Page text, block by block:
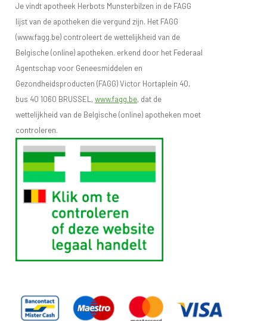
Je vindt apotheek Herbots Munsterbilzen in de FAGG
lijst van de apotheken die vergund zijn. Het FAGG
(www.fagg.be) controleert de wettelijkheid van de
Belgische (online) apotheken. erkend door het Federaal
Agentschap voor Geneesmiddelen en
Gezondheidsproducten (FAGG) Victor Hortaplein 40,
bus 40 1060 BRUSSEL,www.fagg.be, dat de
wettelijkheid van de Belgische (online) apotheken moet
controleren.